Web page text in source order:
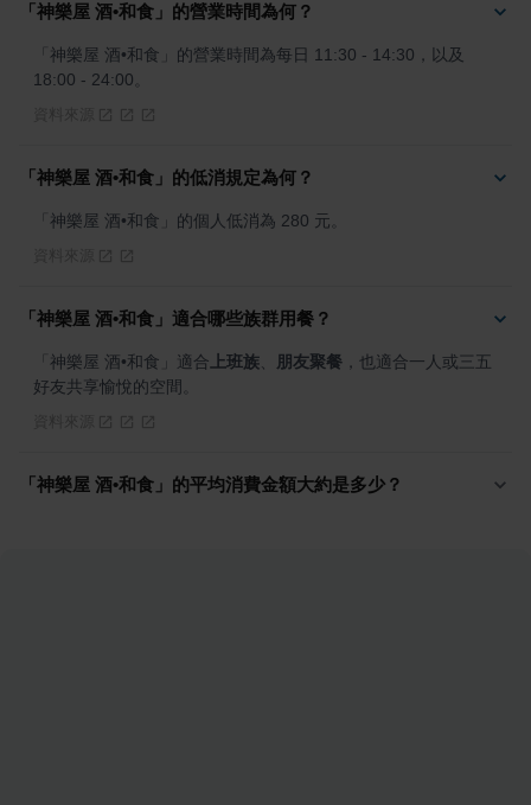
「神樂屋 酒•和食」的營業時間為何？
「神樂屋 酒•和食」的營業時間為每日 11:30 - 14:30，以及
18:00 - 24:00。
「神樂屋 酒•和食」的低消規定為何？
「神樂屋 酒•和食」的個人低消為 280 元。
「神樂屋 酒•和食」適合哪些族群用餐？
「神樂屋 酒•和食」適合 上班族 朋友聚餐 ，也適合一人或三五
好友共享愉悅的空間。
「神樂屋 酒•和食」的平均消費金額大約是多少？